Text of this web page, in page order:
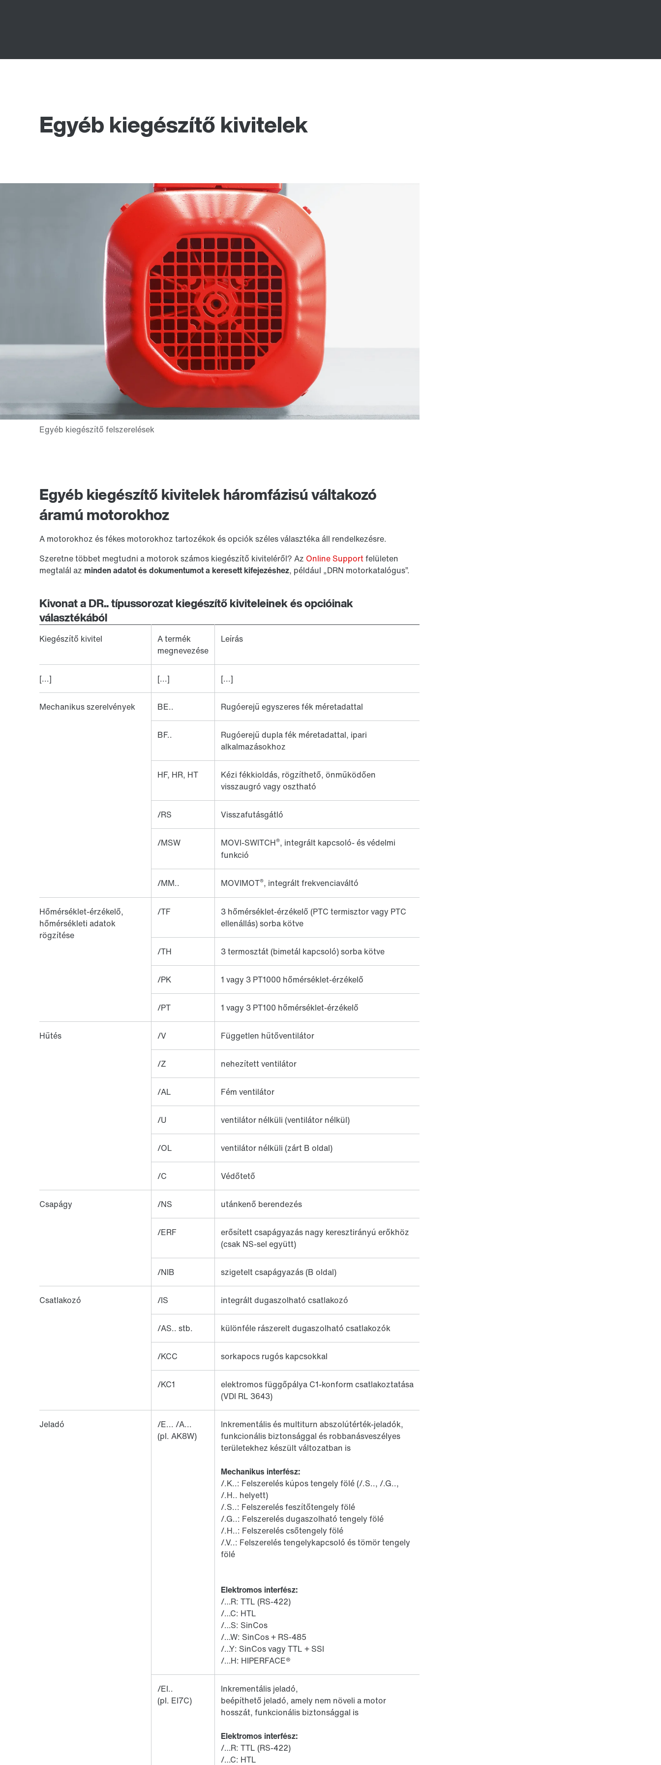
Egyéb kiegészítő kivitelek
Egyéb kiegészítő kivitelek háromfázisú váltakozó
áramú motorokhoz
A motorokhoz és fékes motorokhoz tartozékok és opciók széles választéka áll rendelkezésre.
Szeretne többet megtudni a motorok számos kiegészítő kiviteléről? Az Online Supportfelületen
megtalál az minden adatot és dokumentumot a keresett kifejezéshez, például „DRN motorkatalógus”.
Kivonat a DR.. típussorozat kiegészítő kiviteleinek és opcióinak
választékából
Kiegészítő kivitel
A termék
megnevezése
Leírás
[...] [...] [...]
Mechanikus szerelvények BE.. Rugóerejű egyszeres fék méretadattal
BF..
Rugóerejű dupla fék méretadattal, ipari
alkalmazásokhoz
HF, HR, HT
Kézi fékkioldás, rögzíthető, önműködően
visszaugró vagy osztható
/RS Visszafutásgátló
/MSW MOVI-SWITCH®, integrált kapcsoló- és védelmi
funkció
/MM.. MOVIMOT®, integrált frekvenciaváltó
Hőmérséklet-érzékelő,
hőmérsékleti adatok
rögzítése
/TF
3 hőmérséklet-érzékelő (PTC termisztor vagy PTC
ellenállás) sorba kötve
/TH 3 termosztát (bimetál kapcsoló) sorba kötve
/PK 1 vagy 3 PT1000 hőmérséklet-érzékelő
/PT 1 vagy 3 PT100 hőmérséklet-érzékelő
Hűtés /V Független hűtőventilátor
/Z nehezített ventilátor
/AL Fém ventilátor
/U ventilátor nélküli (ventilátor nélkül)
/OL ventilátor nélküli (zárt B oldal)
/C Védőtető
Csapágy /NS utánkenő berendezés
/ERF
erősített csapágyazás nagy keresztirányú erőkhöz
(csak NS-sel együtt)
/NIB szigetelt csapágyazás (B oldal)
Csatlakozó /IS integrált dugaszolható csatlakozó
/AS.. stb. különféle rászerelt dugaszolható csatlakozók
/KCC sorkapocs rugós kapcsokkal
/KC1
elektromos függőpálya C1-konform csatlakoztatása
(VDI RL 3643)
Jeladó
/E... /A...
(pl. AK8W)
Inkrementális és multiturn abszolútérték-jeladók,
funkcionális biztonsággal és robbanásveszélyes
területekhez készült változatban is
Mechanikus interfész:
/.K..: Felszerelés kúpos tengely fölé (/.S.., /.G..,
/.H.. helyett)
/.S..: Felszerelés feszítőtengely fölé
/.G..: Felszerelés dugaszolható tengely fölé
/.H..: Felszerelés csőtengely fölé
/.V..: Felszerelés tengelykapcsoló és tömör tengely
fölé
Elektromos interfész:
/…R: TTL (RS-422)
/…C: HTL
/…S: SinCos
/…W: SinCos + RS-485
/…Y: SinCos vagy TTL + SSI
/…H: HIPERFACE®
/EI..
(pl. EI7C)
Inkrementális jeladó,
beépíthető jeladó, amely nem növeli a motor
hosszát, funkcionális biztonsággal is
Elektromos interfész:
/…R: TTL (RS-422)
/…C: HTL